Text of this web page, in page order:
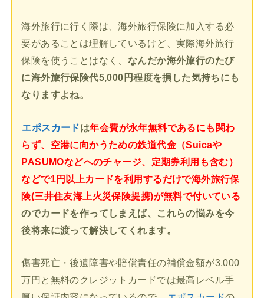
海外旅行に行く際は、海外旅行保険に加入する必
要があることは理解しているけど、実際海外旅行
保険を使うことはなく、 なんだか海外旅行のたび
に海外旅行保険代5,000円程度を損した気持ちにも
なりますよね。
エポスカードは年会費が永年無料であるにも関わ
らず、空港に向かうための鉄道代金（Suicaや
PASUMOなどへのチャージ、定期券利用も含む）
などで1円以上カードを利用するだけで海外旅行保
険(三井住友海上火災保険提携)が無料で付いている
のでカードを作ってしまえば、これらの悩みを今
後将来に渡って解決してくれます。
傷害死亡・後遺障害や賠償責任の補償金額が3,000
万円と無料のクレジットカードでは最高レベル手